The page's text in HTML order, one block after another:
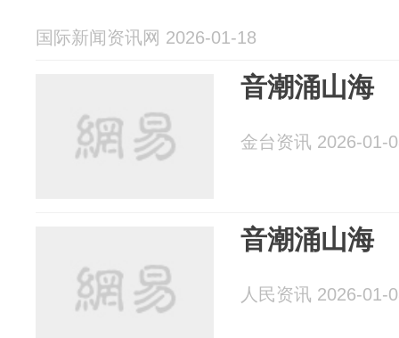
国际新闻资讯网 2026-01-18
音潮涌山海
金台资讯 2026-01-
音潮涌山海
人民资讯 2026-01-